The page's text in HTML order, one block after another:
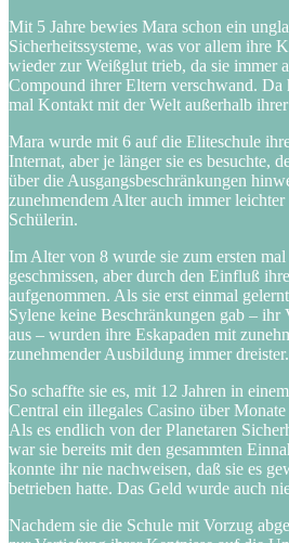
Mit 5 Jahre bewies Mara schon ein
Sicherheitssysteme, was vor allem ihre
wieder zur Weißglut trieb, da sie immer
Compound ihrer Eltern verschwand. Da
mal Kontakt mit der Welt außerhalb
Mara wurde mit 6 auf die Eliteschule
Internat, aber je länger sie es besuchte,
über die Ausgangsbeschränkungen
zunehmendem Alter auch immer
Schülerin.
Im Alter von 8 wurde sie zum ersten
geschmissen, aber durch den Einfluß
aufgenommen. Als sie erst einmal
Sylene keine Beschränkungen gab – ihr
aus – wurden ihre Eskapaden mit
zunehmender Ausbildung immer dreister.
So schaffte sie es, mit 12 Jahren in
Central ein illegales Casino über
Als es endlich von der Planetaren
war sie bereits mit den gesammten
konnte ihr nie nachweisen, daß sie es
betrieben hatte. Das Geld wurde auch
Nachdem sie die Schule mit Vorzug